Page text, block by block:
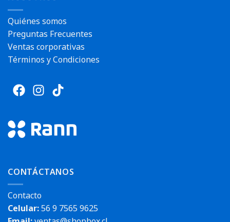
Quiénes somos
Preguntas Frecuentes
Ventas corporativas
Términos y Condiciones
CONTÁCTANOS
Contacto
Celular:56 9 7565 9625